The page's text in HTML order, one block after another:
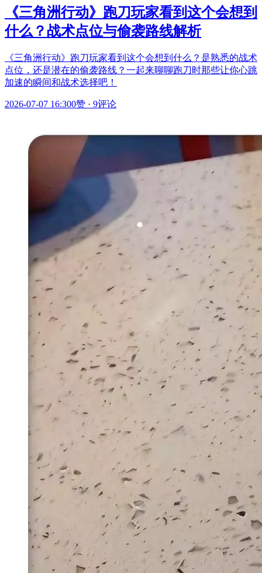
《三角洲行动》跑刀玩家看到这个会想到
什么？战术点位与偷袭路线解析
《三角洲行动》跑刀玩家看到这个会想到什么？是熟悉的战术
点位，还是潜在的偷袭路线？一起来聊聊跑刀时那些让你心跳
加速的瞬间和战术选择吧！
2026-07-07 16:300赞 · 9评论